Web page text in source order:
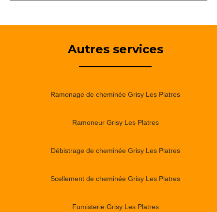
Autres services
Ramonage de cheminée Grisy Les Platres
Ramoneur Grisy Les Platres
Débistrage de cheminée Grisy Les Platres
Scellement de cheminée Grisy Les Platres
Fumisterie Grisy Les Platres